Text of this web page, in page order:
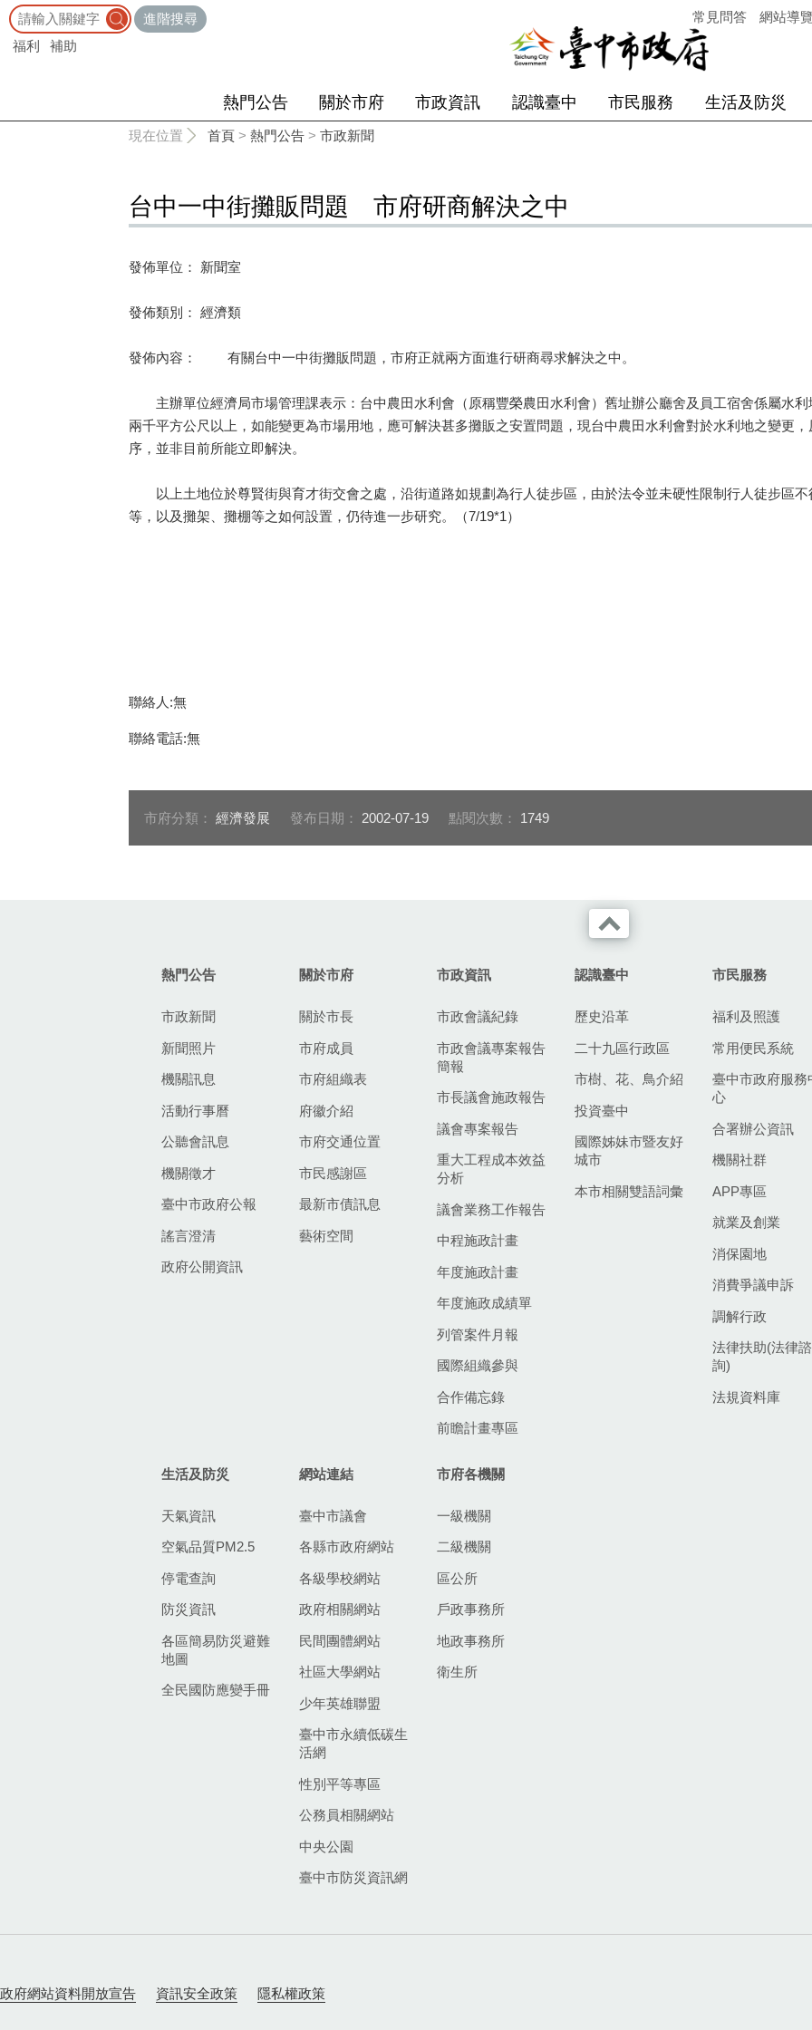
進階搜尋
福利
補助
常見問答 網站導
熱門公告 關於市府 市政資訊 認識臺中 市民服務 生活及防災
現在位置 首頁 > 熱門公告 > 市政新聞
台中一中街攤販問題 市府研商解決之中
發佈單位： 新聞室
發佈類別： 經濟類
發佈內容： 有關台中一中街攤販問題，市府正就兩方面進行研商尋求解決之中。
主辦單位經濟局市場管理課表示：台中農田水利會（原稱豐榮農田水利會）舊址辦公廳舍及員工宿舍係屬水利
兩千平方公尺以上，如能變更為市場用地，應可解決甚多攤販之安置問題，現台中農田水利會對於水利地之變更
序，並非目前所能立即解決。
以上土地位於尊賢街與育才街交會之處，沿街道路如規劃為行人徒步區，由於法令並未硬性限制行人徒步區不
等，以及攤架、攤棚等之如何設置，仍待進一步研究。（7/19*1）
聯絡人:無
聯絡電話:無
市府分類： 經濟發展 發布日期： 2002-07-19 點閱次數： 1749
熱門公告
市政新聞
新聞照片
機關訊息
活動行事曆
公聽會訊息
機關徵才
臺中市政府公報
謠言澄清
政府公開資訊
關於市府
關於市長
市府成員
市府組織表
府徽介紹
市府交通位置
市民感謝區
最新市債訊息
藝術空間
市政資訊
市政會議紀錄
市政會議專案報告
簡報
市長議會施政報告
議會專案報告
重大工程成本效益
分析
議會業務工作報告
中程施政計畫
年度施政計畫
年度施政成績單
列管案件月報
國際組織參與
合作備忘錄
前瞻計畫專區
認識臺中
歷史沿革
二十九區行政區
市樹、花、鳥介紹
投資臺中
國際姊妹市暨友好
城市
本市相關雙語詞彙
市民服務
福利及照護
常用便民系統
臺中市政府服務
心
合署辦公資訊
機關社群
APP專區
就業及創業
消保園地
消費爭議申訴
調解行政
法律扶助(法律諮
詢)
法規資料庫
生活及防災
天氣資訊
空氣品質PM2.5
停電查詢
防災資訊
各區簡易防災避難
地圖
全民國防應變手冊
網站連結
臺中市議會
各縣市政府網站
各級學校網站
政府相關網站
民間團體網站
社區大學網站
少年英雄聯盟
臺中市永續低碳生
活網
性別平等專區
公務員相關網站
中央公園
臺中市防災資訊網
市府各機關
一級機關
二級機關
區公所
戶政事務所
地政事務所
衛生所
政府網站資料開放宣告 資訊安全政策 隱私權政策